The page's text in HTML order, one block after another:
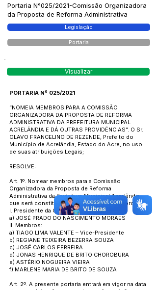
Portaria N°025/2021-Comissão Organizadora
da Proposta de Reforma Administrativa
Legislação
Portaria
Visualizar
PORTARIA Nº 025/2021
“NOMEIA MEMBROS PARA A COMISSÃO
ORGANIZADORA DA PROPOSTA DE REFORMA
ADMINISTRATIVA DA PREFEITURA MUNICIPAL
ACRELÂNDIA E DÁ OUTRAS PROVIDÊNCIAS”. O Sr.
OLAVO FRANCELINO DE REZENDE, Prefeito do
Município de Acrelândia, Estado do Acre, no uso
de suas atribuições Legais;
RESOLVE:
Art. 1º. Nomear membros para a Comissão
Organizadora da Proposta de Reforma
Administrativa da Prefeitura Municipal Acrelândia,
que será constituída pelos seguintes membros:
I. Presidente da Comissão:
a) JOSÉ PRADO DO NASCIMENTO MORAES
II. Membros:
a) TIAGO LIMA VALENTE – Vice-Presidente
b) REGIANE TEIXEIRA BEZERRA SOUZA
c) JOSÉ CARLOS FERREIRA
d) JONAS HENRIQUE DE BRITO CHOROBURA
e) ASTÉRIO NOGUEIRA VIEIRA
f) MARLENE MARIA DE BRITO DE SOUZA
Art. 2º. A presente portaria entrará em vigor na data